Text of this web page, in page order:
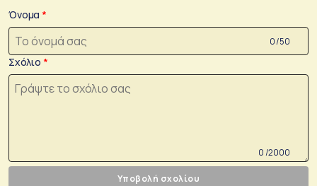
Όνομα
0 /50
Σχόλιο
0 /2000
Υποβολή σχολίου